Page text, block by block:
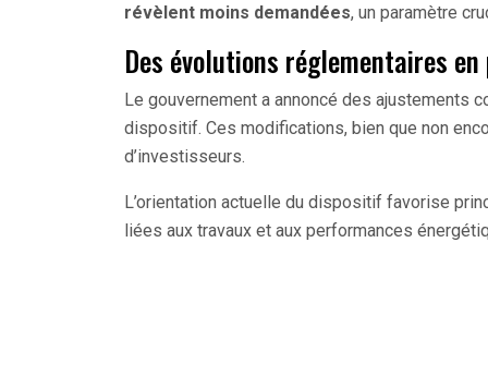
révèlent moins demandées, un paramètre
Des évolutions réglementaires
Le gouvernement a annoncé des ajustements
dispositif. Ces modifications, bien que non
d’investisseurs.
L’orientation actuelle du dispositif favorise
liées aux travaux et aux performances